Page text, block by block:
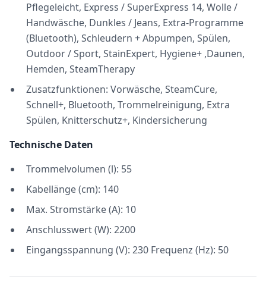
Pflegeleicht, Express / SuperExpress 14, Wolle /
Handwäsche, Dunkles / Jeans, Extra-Programme
(Bluetooth), Schleudern + Abpumpen, Spülen,
Outdoor / Sport, StainExpert, Hygiene+ ,Daunen,
Hemden, SteamTherapy
Zusatzfunktionen: Vorwäsche, SteamCure,
Schnell+, Bluetooth, Trommelreinigung, Extra
Spülen, Knitterschutz+, Kindersicherung
Technische Daten
Trommelvolumen (l): 55
Kabellänge (cm): 140
Max. Stromstärke (A): 10
Anschlusswert (W): 2200
Eingangsspannung (V): 230 Frequenz (Hz): 50